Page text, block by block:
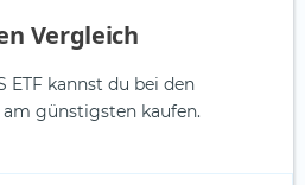
Vergleich
ETF kannst du bei den
günstigsten kaufen.